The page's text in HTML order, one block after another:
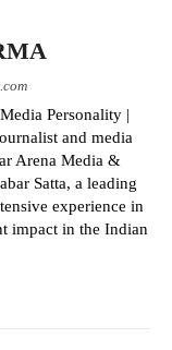
Personality |
and media
Arena Media &
Satta, a leading
experience in
impact in the Indian